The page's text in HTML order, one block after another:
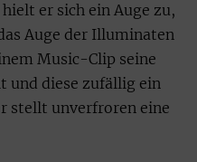
er sich ein Auge zu,
Auge der Illuminaten
Music-Clip seine
und diese zufällig ein
stellt unverfroren eine